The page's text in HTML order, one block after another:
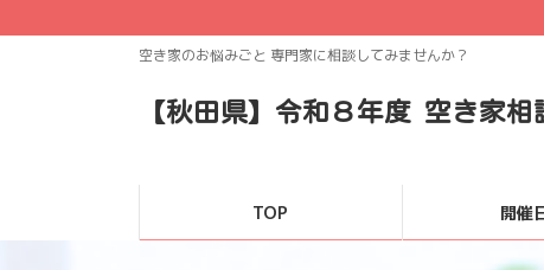
ン
ビ
空き家のお悩みごと 専門家に相談してみませんか？
【秋田県】令和８年度 空き家相
TOP 開催